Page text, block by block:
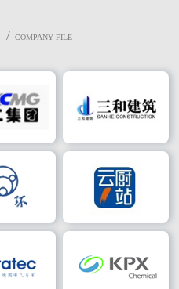
/ COMPANY FILE